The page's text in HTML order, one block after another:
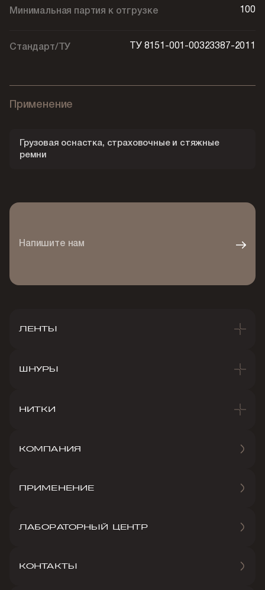
Минимальная партия к отгрузке 100
Стандарт/ТУ ТУ 8151-001-00323387-2011
Применение
Грузовая оснастка, страховочные и стяжные
ремни
Напишите нам
КОМПАНИЯ
ПРИМЕНЕНИЕ
ЛАБОРАТОРНЫЙ ЦЕНТР
КОНТАКТЫ
ЛЕНТЫ
ШНУРЫ
НИТКИ